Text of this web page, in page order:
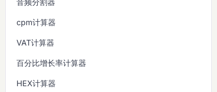
音频分割器
cpm计算器
VAT计算器
百分比增长率计算器
HEX计算器